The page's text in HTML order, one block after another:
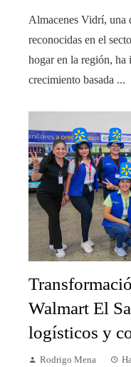
Almacenes Vidrí, una
reconocidas en el
hogar en la región, ha
crecimiento basada ...
Walmart El
logísticos y
Rodrigo Mena